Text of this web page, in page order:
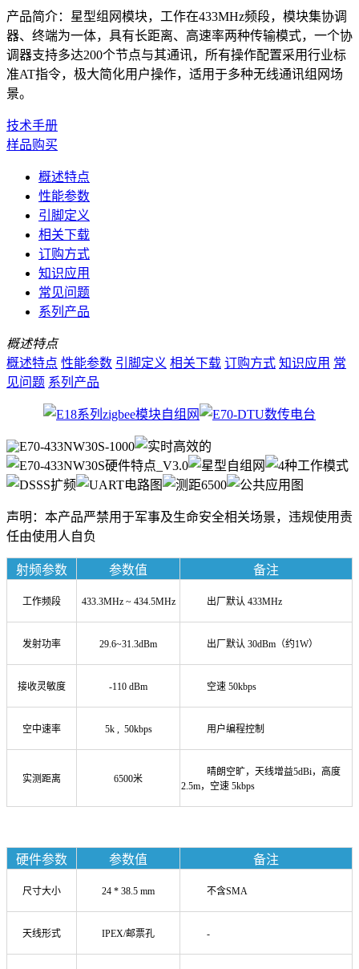
产品简介：星型组网模块，工作在433MHz频段，模块集协调
器、终端为一体，具有长距离、高速率两种传输模式，一个协
调器支持多达200个节点与其通讯，所有操作配置采用行业标
准AT指令，极大简化用户操作，适用于多种无线通讯组网场
景。
技术手册
样品购买
概述特点
性能参数
引脚定义
相关下载
订购方式
知识应用
常见问题
系列产品
概述特点
概述特点 性能参数 引脚定义 相关下载 订购方式 知识应用 常
见问题 系列产品
声明：本产品严禁用于军事及生命安全相关场景，违规使用责
任由使用人自负
射频参数 参数值 备注
工作频段 433.3MHz ~ 434.5MHz 出厂默认 433MHz
发射功率 29.6~31.3dBm 出厂默认 30dBm（约1W）
接收灵敏度 -110 dBm 空速 50kbps
空中速率 5k , 50kbps 用户编程控制
实测距离 6500米
晴朗空旷，天线增益5dBi，高度
2.5m，空速 5kbps
硬件参数 参数值 备注
尺寸大小 24 * 38.5 mm 不含SMA
天线形式 IPEX/邮票孔 -